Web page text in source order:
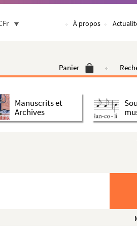
À propos
Panier
Manuscrits et
Archives